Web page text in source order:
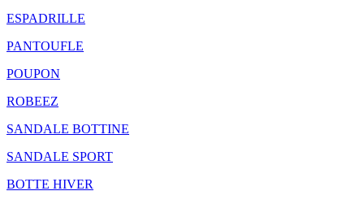
ESPADRILLE
PANTOUFLE
POUPON
ROBEEZ
SANDALE BOTTINE
SANDALE SPORT
BOTTE HIVER